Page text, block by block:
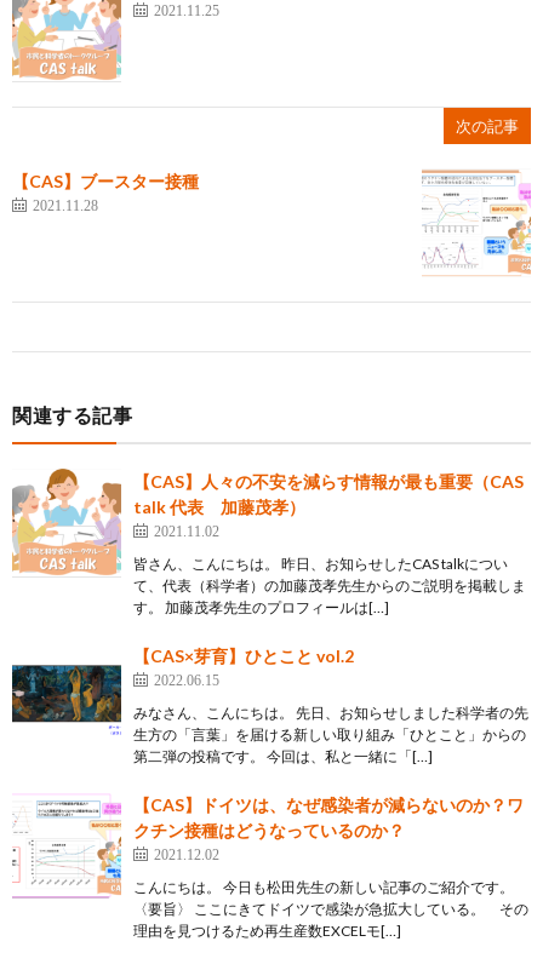
2021.11.25
次の記事
【CAS】ブースター接種
2021.11.28
関連する記事
【CAS】人々の不安を減らす情報が最も重要（CAS
talk 代表 加藤茂孝）
2021.11.02
皆さん、こんにちは。 昨日、お知らせしたCAS talkについ
て、代表（科学者）の加藤茂孝先生からのご説明を掲載しま
す。 加藤茂孝先生のプロフィールは[…]
【CAS×芽育】ひとこと vol.2
2022.06.15
みなさん、こんにちは。 先日、お知らせしました科学者の先
生方の「言葉」を届ける新しい取り組み「ひとこと」からの
第二弾の投稿です。 今回は、私と一緒に「[…]
【CAS】ドイツは、なぜ感染者が減らないのか？ワ
クチン接種はどうなっているのか？
2021.12.02
こんにちは。 今日も松田先生の新しい記事のご紹介です。
〈要旨〉 ここにきてドイツで感染が急拡大している。 その
理由を見つけるため再生産数EXCELモ[…]